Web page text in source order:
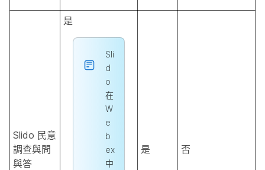
Slido 民意
調查與問
與答
是
Sli
d
o
在
W
e
b
ex
中
是 否